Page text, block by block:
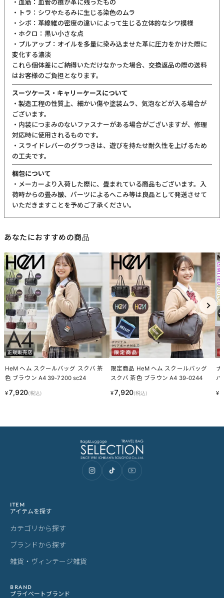
・トラ：シワやたるみに生じる染色のムラ
・シボ：革線維の密度の違いによって生じる立体的なシワ模様
・ホクロ：黒い小さな点
・プルアップ：オイルを多量に染み込ませた革に圧力をかけた際に
変化する濃淡
これら個体差にご納得いただけなかった場合、交換返品の際の送料
はお客様のご負担となります。
スーツケース・キャリーケースについて
・製造工程の性質上、細かい傷や塗装ムラ、気泡などが入る場合が
ございます。
・内装につまみのないファスナーがある場合がございますが、修理
対応時に使用されるものです。
・スライドレバーのグラつきは、遊びを持たせ耐久性を上げるため
の工夫です。
梱包について
・メーカーより入荷した際に、畳まれている商品もございます。入
荷時からの畳み皺、パーツによるへこみ等は良品として発送させて
いただきますことを予めご了承ください。
あなたにおすすめの商品
HeM ヘム スクールバッグ スクバ 茶
色 ブラウン A4 39-7200 sc24
¥7,920(税込)
限定商品 HeM ヘム スクールバッグ
スクバ 茶色 ブラウン A4 39-0244
¥7,920(税込)
ナ
バ
¥
ITEM
アイテムを探す
カテゴリから探す
ブランドから探す
雑貨・ヴィンテージ雑貨
BRAND
プライベートブランド